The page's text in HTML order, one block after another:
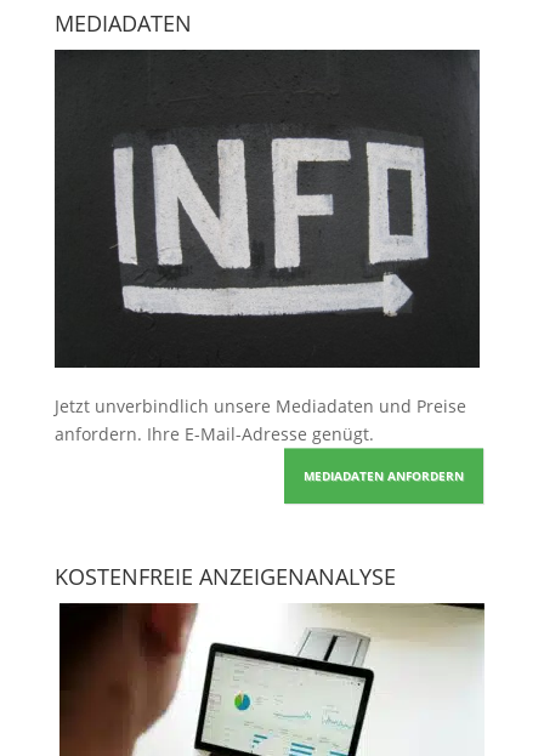
MEDIADATEN
Jetzt unverbindlich unsere Mediadaten und Preise
anfordern. Ihre E-Mail-Adresse genügt.
MEDIADATEN ANFORDERN
KOSTENFREIE ANZEIGENANALYSE